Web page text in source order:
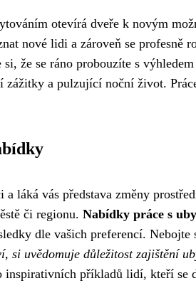
otevírá dveře k novým
nové lidi a zároveň se profesně
si, že se ráno probouzíte s
a pulzující noční život.
a láká vás představa změny
či regionu. Nabídky práce s
dle vašich preferencí. Nebojte
si uvědomuje důležitost zajištění
inspirativních příkladů lidí, kteří se